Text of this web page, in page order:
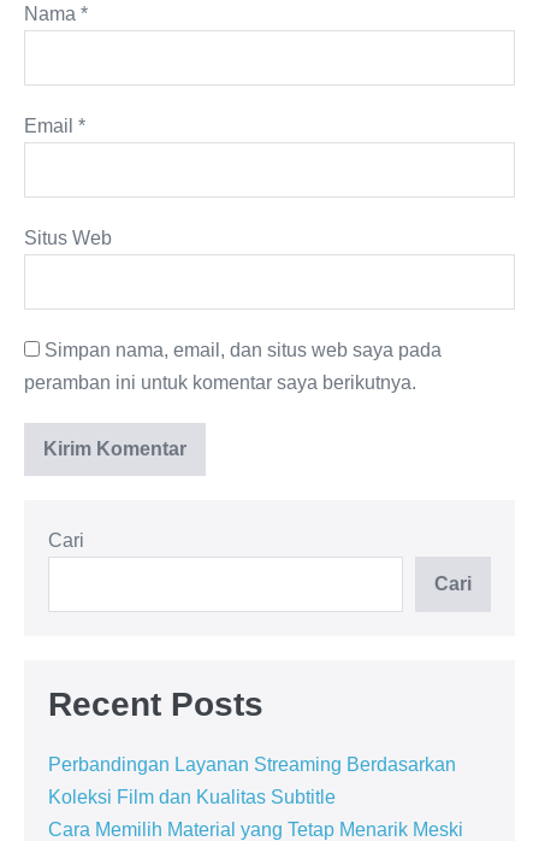
Nama *
Email *
Situs Web
Simpan nama, email, dan situs web saya pada
peramban ini untuk komentar saya berikutnya.
Cari
Cari
Recent Posts
Perbandingan Layanan Streaming Berdasarkan
Koleksi Film dan Kualitas Subtitle
Cara Memilih Material yang Tetap Menarik Meski